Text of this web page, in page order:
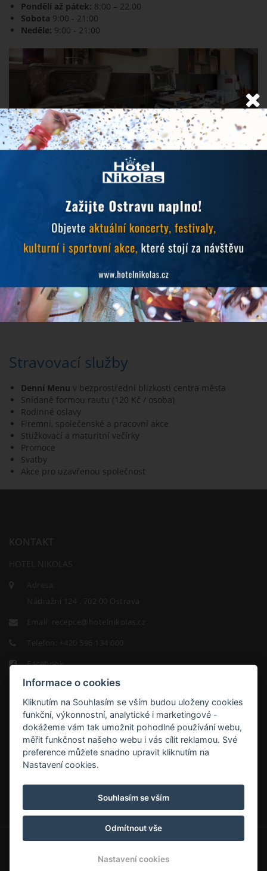
Pondělí až pátek: 8:00 – 22.00
Sobota 9:00 - 21:00
Neděle: 9:00 - 21:00
Využijte vynikající polohu hotelu na Nádražní ulici v
bezprostřední blízkosti centra města a uspořádejte u nás
rodinnou oslavu,firemní akci, svatbu či školení! K dispozici
vhodný pro rodinné oslavy. Je možná
kombinace dvou nebo i všech zmíněných prostorů naráz pro
jednu akci.
Stravovací služby
Denní Menu v bezprostřední blízkosti centra města
Snídaně formou rautu (120 Kč / osoba)
Rodinné oslavy
Firemní, společenské a pracovní akce
Stužkovací a maturitní večírky
Promoce
Svatby
Akce pro uzavřenou společnost
HOTEL NIKOLAS
Adresa:
Nádražní 124 , 702 00 Ostrava
Email:
recepce@hotelnikolas.cz
Telefon:
+420 596 134 000
Facebook
HOTEL
NIKOLAS
Informace o cookies
Kliknutím na Souhlasím se vším budou uloženy cookies
funkční, výkonnostní, analytické i marketingové -
dokážeme vám tak umožnit pohodlné používání webu,
měřit funkčnost našeho webu i vás cílit reklamou. Své
preference můžete snadno upravit kliknutím na
Nastavení cookies.
Souhlasím se vším
Odmítnout vše
Nastavení cookies